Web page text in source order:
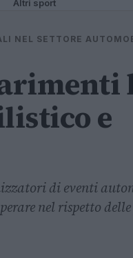
Altri sport
NEL SETTORE
e
di eventi
nel rispetto